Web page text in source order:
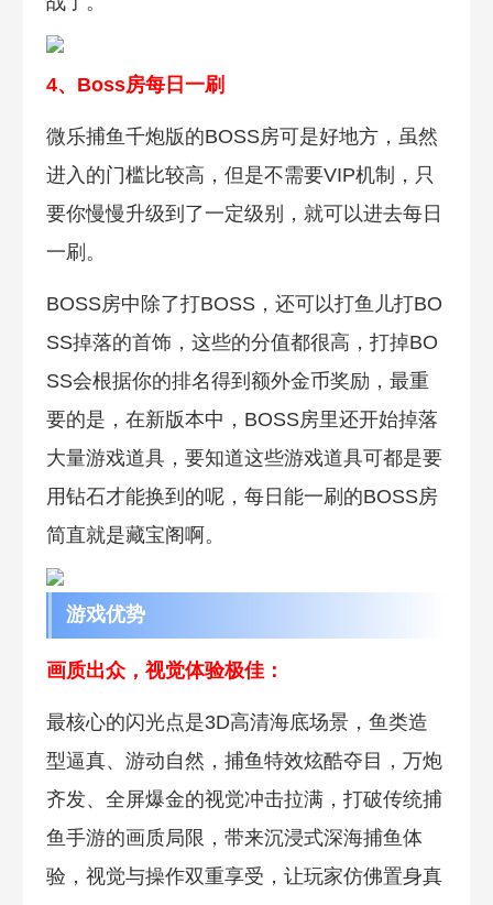
4、Boss房每日一刷
微乐捕鱼千炮版的BOSS房可是好地方，虽然
进入的门槛比较高，但是不需要VIP机制，只
要你慢慢升级到了一定级别，就可以进去每日
一刷。
BOSS房中除了打BOSS，还可以打鱼儿打BO
SS掉落的首饰，这些的分值都很高，打掉BO
SS会根据你的排名得到额外金币奖励，最重
要的是，在新版本中，BOSS房里还开始掉落
大量游戏道具，要知道这些游戏道具可都是要
用钻石才能换到的呢，每日能一刷的BOSS房
简直就是藏宝阁啊。
游戏优势
画质出众，视觉体验极佳：
最核心的闪光点是3D高清海底场景，鱼类造
型逼真、游动自然，捕鱼特效炫酷夺目，万炮
齐发、全屏爆金的视觉冲击拉满，打破传统捕
鱼手游的画质局限，带来沉浸式深海捕鱼体
验，视觉与操作双重享受，让玩家仿佛置身真